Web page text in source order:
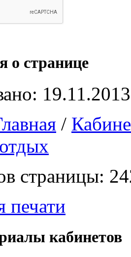
о странице
19.11.2013
/
страницы:
печати
кабинетов